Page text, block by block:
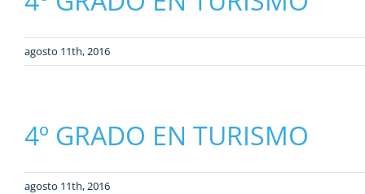
agosto 11th, 2016
4º GRADO EN TURISMO
agosto 11th, 2016